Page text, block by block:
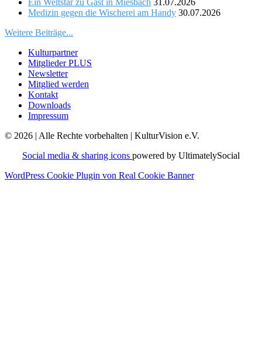
Medizin gegen die Wischerei am Handy 30.07.2026
Weitere Beiträge...
Kulturpartner
Mitglieder PLUS
Newsletter
Mitglied werden
Kontakt
Downloads
Impressum
© 2026 | Alle Rechte vorbehalten | KulturVision e.V.
Social media & sharing icons powered by UltimatelySocial
WordPress Cookie Plugin von Real Cookie Banner